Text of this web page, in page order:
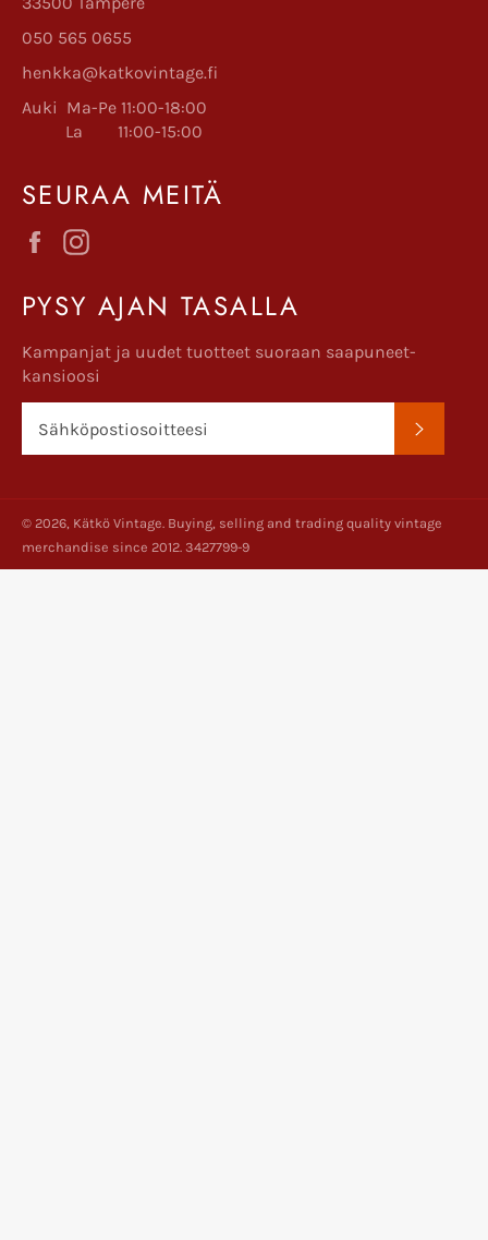
050 565 0655
henkka@katkovintage.fi
Auki Ma-Pe 11:00-18:00
La 11:00-15:00
SEURAA MEITÄ
Facebook
PYSY AJAN TASALLA
Kampanjat ja uudet tuotteet suoraan saapuneet-
kansioosi
© 2026, Kätkö Vintage. Buying, selling and trading quality vintage
merchandise since 2012. 3427799-9